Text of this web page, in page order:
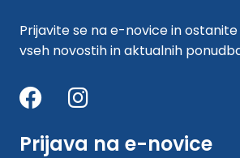
Prijavite se na e-novice in
vseh novostih in aktualnih
Prijava na e-novice